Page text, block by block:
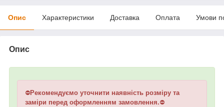
Опис Характеристики Доставка Оплата Умови
Опис
⛔Рекомендуємо уточнити наявність розміру та
заміри перед оформленням замовлення.⛔